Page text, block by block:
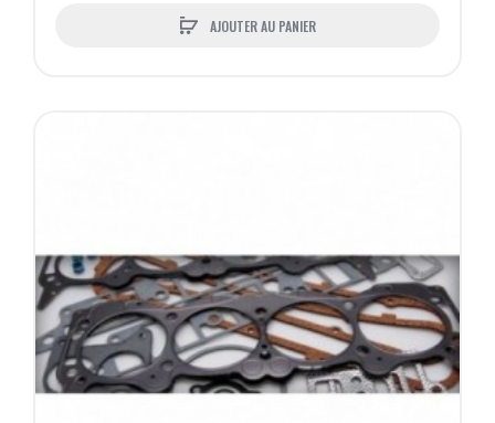
AJOUTER AU PANIER